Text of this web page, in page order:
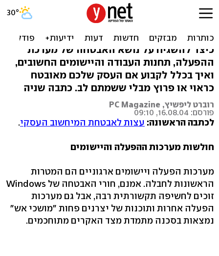
אבטחת מידע בארגון: זיהוי
כיצד להשגיח על נושא האבטחה של מערכת
ההפעלה, תחנות העבודה והיישומים החשובים,
ואיך בכלל לקבוע אם העסק שלכם מאובטח
כראוי או פרוץ מבלי ששמתם לב. כתבה שניה
רוברט ליפשיץ, PC Magazine
פורסם: 16.08.04, 09:10
לכתבה הראשונה: עצות לאבטחת המיחשוב העסקי.
חולשות מערכות ההפעלה והיישומים
מערכות הפעלה ויישומים ארגוניים הם המטרות
הראשונות לחבלה. אמנם, חורי האבטחה של Windows
זוכים לחשיפה תקשורתית רבה, אבל גם מערכות
הפעלה אחרות ותוכנות של יצרנים פחות "מושכי אש"
נמצאות בסכנה מתמדת מצד האקרים מתוחכמים.